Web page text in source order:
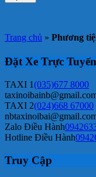
Trang chủ » Phương
Đặt Xe Trực Tuyến
TAXI 1(035)677 8000
TAXI 2(024)668 67000
Zalo Điều Hành
Hotline Điều Hành
Truy Cập